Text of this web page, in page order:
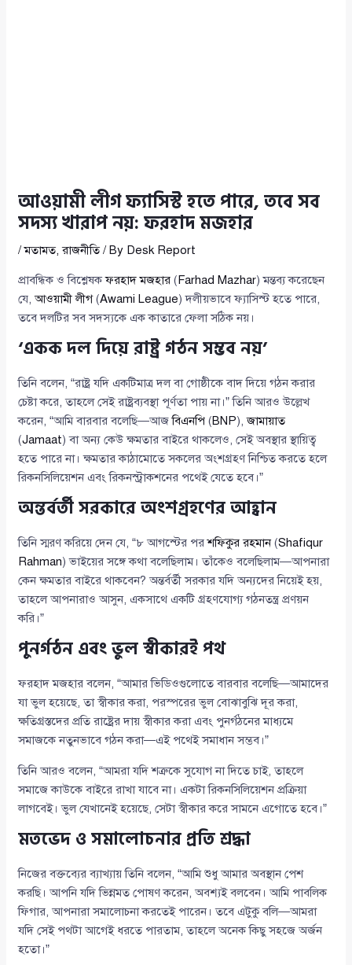
আওয়ামী লীগ ফ্যাসিস্ট হতে পারে, তবে সব
সদস্য খারাপ নয়: ফরহাদ মজহার
/মতামত,রাজনীতি/ By Desk Report
প্রাবন্ধিক ও বিশ্লেষকফরহাদ মজহার (Farhad Mazhar) মন্তব্য করেছেন
যে,আওয়ামী লীগ(Awami League) দলীয়ভাবে ফ্যাসিস্ট হতে পারে,
তবে দলটির সব সদস্যকে এক কাতারে ফেলা সঠিক নয়।
‘একক দল দিয়ে রাষ্ট্র গঠন সম্ভব নয়’
তিনি বলেন, “রাষ্ট্র যদি একটিমাত্র দল বা গোষ্ঠীকে বাদ দিয়ে গঠন করার
চেষ্টা করে, তাহলে সেই রাষ্ট্রব্যবস্থা পূর্ণতা পায় না।” তিনি আরও উল্লেখ
করেন, “আমি বারবার বলেছি—আজবিএনপি (BNP),জামায়াত
(Jamaat) বা অন্য কেউ ক্ষমতার বাইরে থাকলেও, সেই অবস্থার স্থায়িত্ব
হতে পারে না। ক্ষমতার কাঠামোতে সকলের অংশগ্রহণ নিশ্চিত করতে হলে
রিকনসিলিয়েশন এবং রিকনস্ট্রাকশনের পথেই যেতে হবে।”
অন্তর্বর্তী সরকারে অংশগ্রহণের আহ্বান
তিনি স্মরণ করিয়ে দেন যে, “৮ আগস্টের পরশফিকুর রহমান(Shafiqur
Rahman) ভাইয়ের সঙ্গে কথা বলেছিলাম। তাঁকেও বলেছিলাম—আপনারা
কেন ক্ষমতার বাইরে থাকবেন? অন্তর্বর্তী সরকার যদি অন্যদের নিয়েই হয়,
তাহলে আপনারাও আসুন, একসাথে একটি গ্রহণযোগ্য গঠনতন্ত্র প্রণয়ন
করি।”
পুনর্গঠন এবং ভুল স্বীকারই পথ
ফরহাদ মজহার বলেন, “আমার ভিডিওগুলোতে বারবার বলেছি—আমাদের
যা ভুল হয়েছে, তা স্বীকার করা, পরস্পরের ভুল বোঝাবুঝি দূর করা,
ক্ষতিগ্রস্তদের প্রতি রাষ্ট্রের দায় স্বীকার করা এবং পুনর্গঠনের মাধ্যমে
সমাজকে নতুনভাবে গঠন করা—এই পথেই সমাধান সম্ভব।”
তিনি আরও বলেন, “আমরা যদি শত্রুকে সুযোগ না দিতে চাই, তাহলে
সমাজে কাউকে বাইরে রাখা যাবে না। একটা রিকনসিলিয়েশন প্রক্রিয়া
লাগবেই। ভুল যেখানেই হয়েছে, সেটা স্বীকার করে সামনে এগোতে হবে।”
মতভেদ ও সমালোচনার প্রতি শ্রদ্ধা
নিজের বক্তব্যের ব্যাখ্যায় তিনি বলেন, “আমি শুধু আমার অবস্থান পেশ
করছি। আপনি যদি ভিন্নমত পোষণ করেন, অবশ্যই বলবেন। আমি পাবলিক
ফিগার, আপনারা সমালোচনা করতেই পারেন। তবে এটুকু বলি—আমরা
যদি সেই পথটা আগেই ধরতে পারতাম, তাহলে অনেক কিছু সহজে অর্জন
হতো।”